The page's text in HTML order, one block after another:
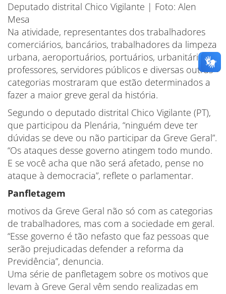
Deputado distrital Chico Vigilante | Foto: Alen
Mesa
Na atividade, representantes dos trabalhadores
comerciários, bancários, trabalhadores da limpeza
urbana, aeroportuários, portuários, urbanitários,
professores, servidores públicos e diversas outras
categorias mostraram que estão determinados a
fazer a maior greve geral da história.
Segundo o deputado distrital Chico Vigilante (PT),
que participou da Plenária, “ninguém deve ter
dúvidas se deve ou não participar da Greve Geral”.
“Os ataques desse governo atingem todo mundo.
E se você acha que não será afetado, pense no
ataque à democracia”, reflete o parlamentar.
Panfletagem
motivos da Greve Geral não só com as categorias
de trabalhadores, mas com a sociedade em geral.
“Esse governo é tão nefasto que faz pessoas que
serão prejudicadas defender a reforma da
Previdência”, denuncia.
Uma série de panfletagem sobre os motivos que
levam à Greve Geral vêm sendo realizadas em